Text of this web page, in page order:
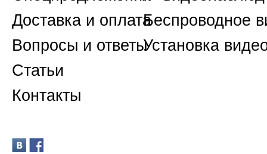
Доставка и оплата
Вопросы и ответы
Статьи
Контакты
Беспроводное
Установка